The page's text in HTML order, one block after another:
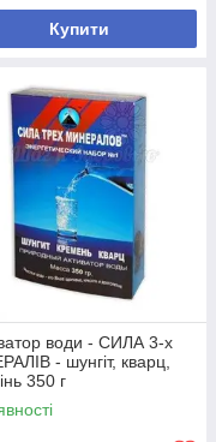
Купити
води - СИЛА 3-х
- шунгіт, кварц,
350 г